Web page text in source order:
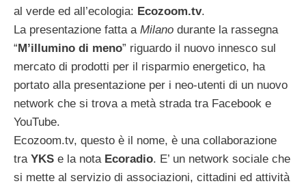
al verde ed all’ecologia: Ecozoom.tv.
La presentazione fatta a Milano durante la rassegna
“M’illumino di meno” riguardo il nuovo innesco sul
mercato di prodotti per il risparmio energetico, ha
portato alla presentazione per i neo-utenti di un nuovo
network che si trova a metà strada tra Facebook e
YouTube.
Ecozoom.tv, questo è il nome, è una collaborazione
tra YKS e la nota Ecoradio. E’ un network sociale che
si mette al servizio di associazioni, cittadini ed attività